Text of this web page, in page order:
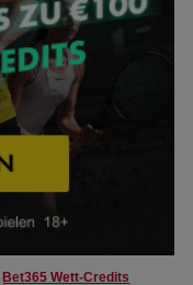
Bet365 Wett-Credits